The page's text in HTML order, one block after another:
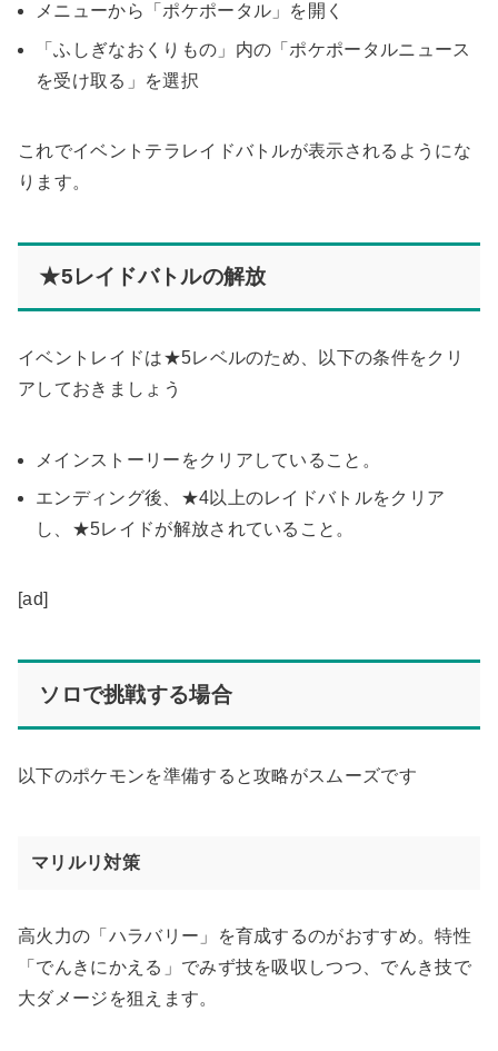
メニューから「ポケポータル」を開く
「ふしぎなおくりもの」内の「ポケポータルニュース
を受け取る」を選択
これでイベントテラレイドバトルが表示されるようにな
ります。
★5レイドバトルの解放
イベントレイドは★5レベルのため、以下の条件をクリ
アしておきましょう
メインストーリーをクリアしていること。
エンディング後、★4以上のレイドバトルをクリア
し、★5レイドが解放されていること。
[ad]
ソロで挑戦する場合
以下のポケモンを準備すると攻略がスムーズです
マリルリ対策
高火力の「ハラバリー」を育成するのがおすすめ。特性
「でんきにかえる」でみず技を吸収しつつ、でんき技で
大ダメージを狙えます。